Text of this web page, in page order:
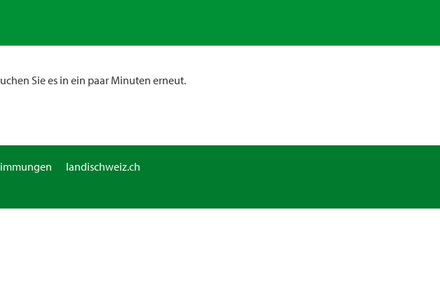
Sie es in ein paar Minuten erneut.
landischweiz.ch